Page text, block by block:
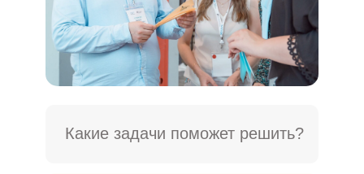
Какие задачи поможет решить?